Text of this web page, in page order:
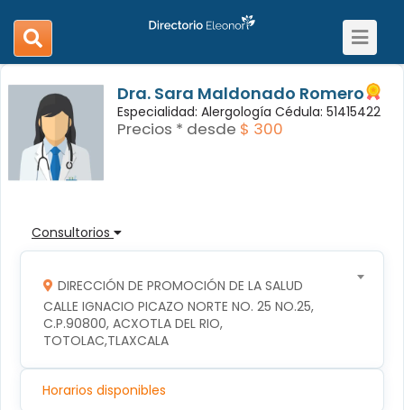
search
navigation
Toggle
Dra. Sara Maldonado Romero
Especialidad: Alergología Cédula: 51415422
Precios * desde $ 300
Consultorios
DIRECCIÓN DE PROMOCIÓN DE LA SALUD
CALLE IGNACIO PICAZO NORTE NO. 25 NO.25,
C.P.90800, ACXOTLA DEL RIO,
TOTOLAC,TLAXCALA
Horarios disponibles